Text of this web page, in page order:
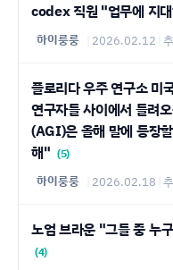
codex 직원 "업무에 지
하이룽룽 2026.02.12
플로리다 우주 연구소 미
연구자들 사이에서 들려
(AGI)은 올해 말에 등장
해" (5)
하이룽룽 2026.02.18
노엄 브라운 "그들 중 누
(4)